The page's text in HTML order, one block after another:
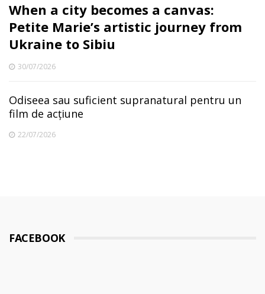
When a city becomes a canvas:
Petite Marie’s artistic journey from
Ukraine to Sibiu
30/07/2026
Odiseea sau suficient supranatural pentru un
film de acțiune
22/07/2026
FACEBOOK